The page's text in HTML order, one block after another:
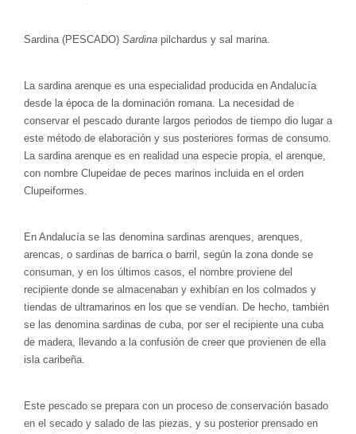
Sardina (PESCADO) Sardina pilchardus y sal marina.
La sardina arenque es una especialidad producida en Andalucía
desde la época de la dominación romana. La necesidad de
conservar el pescado durante largos periodos de tiempo dio lugar a
este método de elaboración y sus posteriores formas de consumo.
La sardina arenque es en realidad una especie propia, el arenque,
con nombre Clupeidae de peces marinos incluida en el orden
Clupeiformes.
En Andalucía se las denomina sardinas arenques, arenques,
arencas, o sardinas de barrica o barril, según la zona donde se
consuman, y en los últimos casos, el nombre proviene del
recipiente donde se almacenaban y exhibían en los colmados y
tiendas de ultramarinos en los que se vendían. De hecho, también
se las denomina sardinas de cuba, por ser el recipiente una cuba
de madera, llevando a la confusión de creer que provienen de ella
isla caribeña.
Este pescado se prepara con un proceso de conservación basado
en el secado y salado de las piezas, y su posterior prensado en